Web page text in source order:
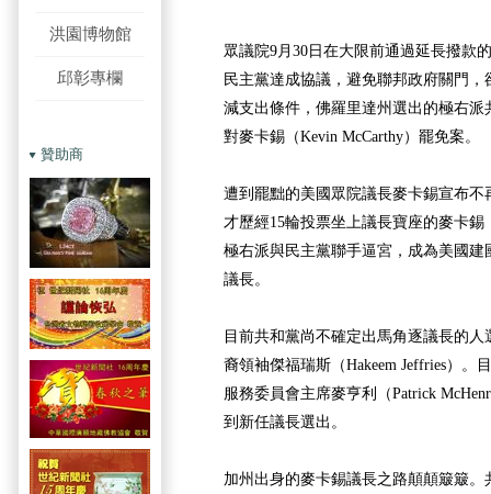
洪園博物館
邱彰專欄
贊助商
眾議院9月30日在大限前通過延長撥款
民主黨達成協議，避免聯邦政府關門
減支出條件，佛羅里達州選出的極右
對麥卡錫（Kevin McCarthy）罷免案。
遭到罷黜的美國眾院議長麥卡錫宣布不
才歷經15輪投票坐上議長寶座的麥卡
極右派與民主黨聯手逼宮，成為美國
議長。
目前共和黨尚不確定出馬角逐議長的
裔領袖傑福瑞斯（Hakeem Jeffries）。
服務委員會主席麥亨利（Patrick
到新任議長選出。
加州出身的麥卡錫議長之路顛顛簸簸。